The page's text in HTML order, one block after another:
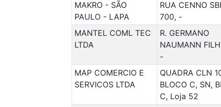
MAKRO - SÃO
PAULO - LAPA
RUA CENNO
700, -
MANTEL COML TEC
LTDA
R. GERMANO
NAUMANN
-
MAP COMERCIO E
SERVICOS LTDA
QUADRA CLN
BLOCO C, SN,
C, Loja 52